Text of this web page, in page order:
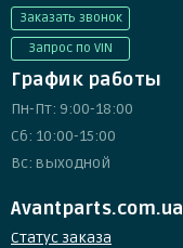
Заказать звонок
Запрос по VIN
График работы
Пн-Пт: 9:00-18:00
Сб: 10:00-15:00
Вс: выходной
Avantparts.com.ua
Статус заказа